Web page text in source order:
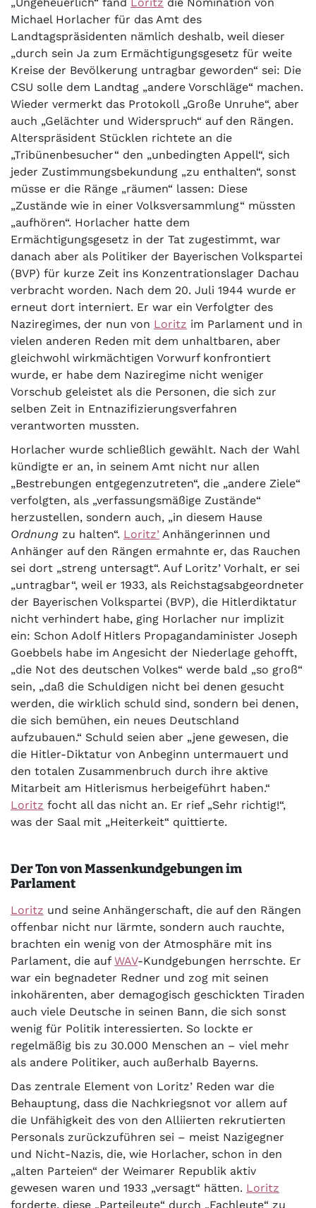
Michael Horlacher für das Amt des
Landtagspräsidenten nämlich deshalb, weil dieser
„durch sein Ja zum Ermächtigungsgesetz für weite
Kreise der Bevölkerung untragbar geworden“ sei: Die
CSU solle dem Landtag „andere Vorschläge“ machen.
Wieder vermerkt das Protokoll „Große Unruhe“, aber
auch „Gelächter und Widerspruch“ auf den Rängen.
Alterspräsident Stücklen richtete an die
„Tribünenbesucher“ den „unbedingten Appell“, sich
jeder Zustimmungsbekundung „zu enthalten“, sonst
müsse er die Ränge „räumen“ lassen: Diese
„Zustände wie in einer Volksversammlung“ müssten
„aufhören“. Horlacher hatte dem
Ermächtigungsgesetz in der Tat zugestimmt, war
danach aber als Politiker der Bayerischen Volkspartei
(BVP) für kurze Zeit ins Konzentrationslager Dachau
verbracht worden. Nach dem 20. Juli 1944 wurde er
erneut dort interniert. Er war ein Verfolgter des
Naziregimes, der nun von Loritz im Parlament und in
vielen anderen Reden mit dem unhaltbaren, aber
gleichwohl wirkmächtigen Vorwurf konfrontiert
wurde, er habe dem Naziregime nicht weniger
Vorschub geleistet als die Personen, die sich zur
selben Zeit in Entnazifizierungsverfahren
verantworten mussten.
Horlacher wurde schließlich gewählt. Nach der Wahl
kündigte er an, in seinem Amt nicht nur allen
„Bestrebungen entgegenzutreten“, die „andere Ziele“
verfolgten, als „verfassungsmäßige Zustände“
herzustellen, sondern auch, „in diesem Hause
Ordnung zu halten“. Loritz’ Anhängerinnen und
Anhänger auf den Rängen ermahnte er, das Rauchen
sei dort „streng untersagt“. Auf Loritz’ Vorhalt, er sei
„untragbar“, weil er 1933, als Reichstagsabgeordneter
der Bayerischen Volkspartei (BVP), die Hitlerdiktatur
nicht verhindert habe, ging Horlacher nur implizit
ein: Schon Adolf Hitlers Propagandaminister Joseph
Goebbels habe im Angesicht der Niederlage gehofft,
„die Not des deutschen Volkes“ werde bald „so groß“
sein, „daß die Schuldigen nicht bei denen gesucht
werden, die wirklich schuld sind, sondern bei denen,
die sich bemühen, ein neues Deutschland
aufzubauen.“ Schuld seien aber „jene gewesen, die
die Hitler-Diktatur von Anbeginn untermauert und
den totalen Zusammenbruch durch ihre aktive
Mitarbeit am Hitlerismus herbeigeführt haben.“
Loritz focht all das nicht an. Er rief „Sehr richtig!“,
was der Saal mit „Heiterkeit“ quittierte.
Der Ton von Massenkundgebungen im
Parlament
Loritz und seine Anhängerschaft, die auf den Rängen
offenbar nicht nur lärmte, sondern auch rauchte,
brachten ein wenig von der Atmosphäre mit ins
Parlament, die auf WAV-Kundgebungen herrschte. Er
war ein begnadeter Redner und zog mit seinen
inkohärenten, aber demagogisch geschickten Tiraden
auch viele Deutsche in seinen Bann, die sich sonst
wenig für Politik interessierten. So lockte er
regelmäßig bis zu 30.000 Menschen an – viel mehr
als andere Politiker, auch außerhalb Bayerns.
Das zentrale Element von Loritz’ Reden war die
Behauptung, dass die Nachkriegsnot vor allem auf
die Unfähigkeit des von den Alliierten rekrutierten
Personals zurückzuführen sei – meist Nazigegner
und Nicht-Nazis, die, wie Horlacher, schon in den
„alten Parteien“ der Weimarer Republik aktiv
gewesen waren und 1933 „versagt“ hätten. Loritz
forderte, diese „Parteileute“ durch „Fachleute“ zu